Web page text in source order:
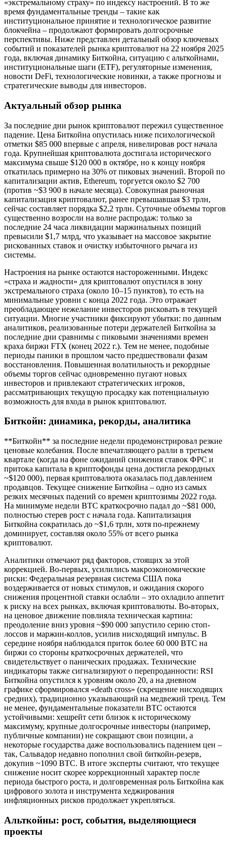
«экстремальному страху» по индексу настроений. В то же
время фундаментальные тренды – такие как
институциональное принятие и технологическое развитие
блокчейна – продолжают формировать долгосрочные
перспективы. Ниже представлен детальный обзор ключевых
событий и показателей рынка криптовалют на 22 ноября 2025
года, включая динамику Биткойна, ситуацию с альткойнами,
институциональные шаги (ETF), регуляторные изменения,
новости DeFi, технологические новинки, а также прогнозы и
стратегические выводы для инвесторов.
Актуальный обзор рынка
За последние дни рынок криптовалют пережил существенное
падение. Цена Биткойна опустилась ниже психологической
отметки $85 000 впервые с апреля, нивелировав рост начала
года. Крупнейшая криптовалюта достигала исторического
максимума свыше $120 000 в октябре, но к концу ноября
откатилась примерно на 30% от пиковых значений. Второй по
капитализации актив, Ethereum, торгуется около $2 700
(против ~$3 900 в начале месяца). Совокупная рыночная
капитализация криптовалют, ранее превышавшая $3 трлн,
сейчас составляет порядка $2,2 трлн. Суточные объемы торгов
существенно возросли на волне распродаж: только за
последние 24 часа ликвидации маржинальных позиций
превысили $1,7 млрд, что указывает на массовое закрытие
рискованных ставок и очистку избыточного рычага из
системы.
Настроения на рынке остаются настороженными. Индекс
«страха и жадности» для криптовалют опустился в зону
экстремального страха (около 10–15 пунктов), то есть на
минимальные уровни с конца 2022 года. Это отражает
преобладающее нежелание инвесторов рисковать в текущей
ситуации. Многие участники фиксируют убытки: по данным
аналитиков, реализованные потери держателей Биткойна за
последние дни сравнимы с пиковыми значениями времен
краха биржи FTX (конец 2022 г.). Тем не менее, подобные
периоды паники в прошлом часто предшествовали фазам
восстановления. Повышенная волатильность и рекордные
объемы торгов сейчас одновременно пугают новых
инвесторов и привлекают стратегических игроков,
рассматривающих текущую просадку как потенциальную
возможность для входа в рынок криптовалют.
Биткойн: динамика, рекорды, аналитика
**Биткойн** за последние недели продемонстрировал резкие
ценовые колебания. После впечатляющего ралли в третьем
квартале (когда на фоне ожиданий снижения ставок ФРС и
притока капитала в криптофонды цена достигла рекордных
~$120 000), первая криптовалюта оказалась под давлением
продавцов. Текущее снижение Биткойна – одно из самых
резких месячных падений со времен криптозимы 2022 года.
На минимуме недели BTC краткосрочно падал до ~$81 000,
полностью стерев рост с начала года. Капитализация
Биткойна сократилась до ~$1,6 трлн, хотя по-прежнему
доминирует, составляя около 55% от всего рынка
криптовалют.
Аналитики отмечают ряд факторов, стоящих за этой
коррекцией. Во-первых, усилились макроэкономические
риски: Федеральная резервная система США пока
воздерживается от новых стимулов, и ожидания скорого
снижения процентной ставки ослабли – это охладило аппетит
к риску на всех рынках, включая криптовалюты. Во-вторых,
на ценовое движение повлияла техническая картина:
преодоление вниз уровня ~$90 000 запустило серию стоп-
лоссов и маржин-коллов, усилив нисходящий импульс. В
середине ноября наблюдался приток более 60 000 BTC на
биржи со стороны краткосрочных держателей, что
свидетельствует о панических продажах. Технические
индикаторы также сигнализируют о перепроданности: RSI
Биткойна опустился к уровням около 20, а на дневном
графике сформировался «death cross» (скрещение нисходящих
средних), традиционно указывающий на медвежий тренд. Тем
не менее, фундаментальные показатели BTC остаются
устойчивыми: хешрейт сети близок к историческому
максимуму, крупные долгосрочные инвесторы (например,
публичные компании) не сокращают свои позиции, а
некоторые государства даже воспользовались падением цен –
так, Сальвадор недавно пополнил свой биткойн-резерв,
докупив ~1090 BTC. В итоге эксперты считают, что текущее
снижение носит скорее коррекционный характер после
периода быстрого роста, и долговременная роль Биткойна как
цифрового золота и инструмента хеджирования
инфляционных рисков продолжает укрепляться.
Альткойны: рост, события, выделяющиеся
проекты